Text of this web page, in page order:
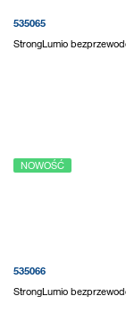
535065
StrongLumio
NOWOŚĆ
535066
StrongLumio